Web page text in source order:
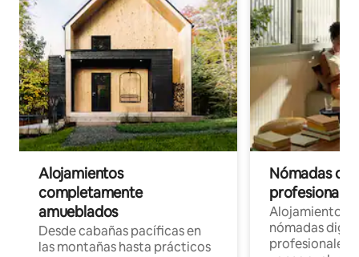
Alojamientos
completamente
amueblados
Desde cabañas pacíficas en
las montañas hasta prácticos
Nómadas
Alojamientos
nómadas
profesionales